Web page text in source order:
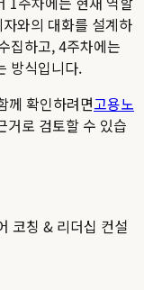
와의 대화를 설계하
집하고, 4주차에는
방식입니다.
께 확인하려면고용노
거로 검토할 수 있습
코칭 & 리더십 컨설